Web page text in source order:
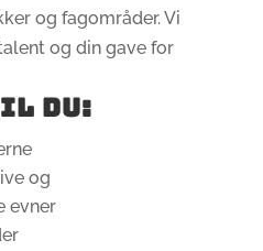
og fagområder. Vi
og din gave for
DU:
og
evner